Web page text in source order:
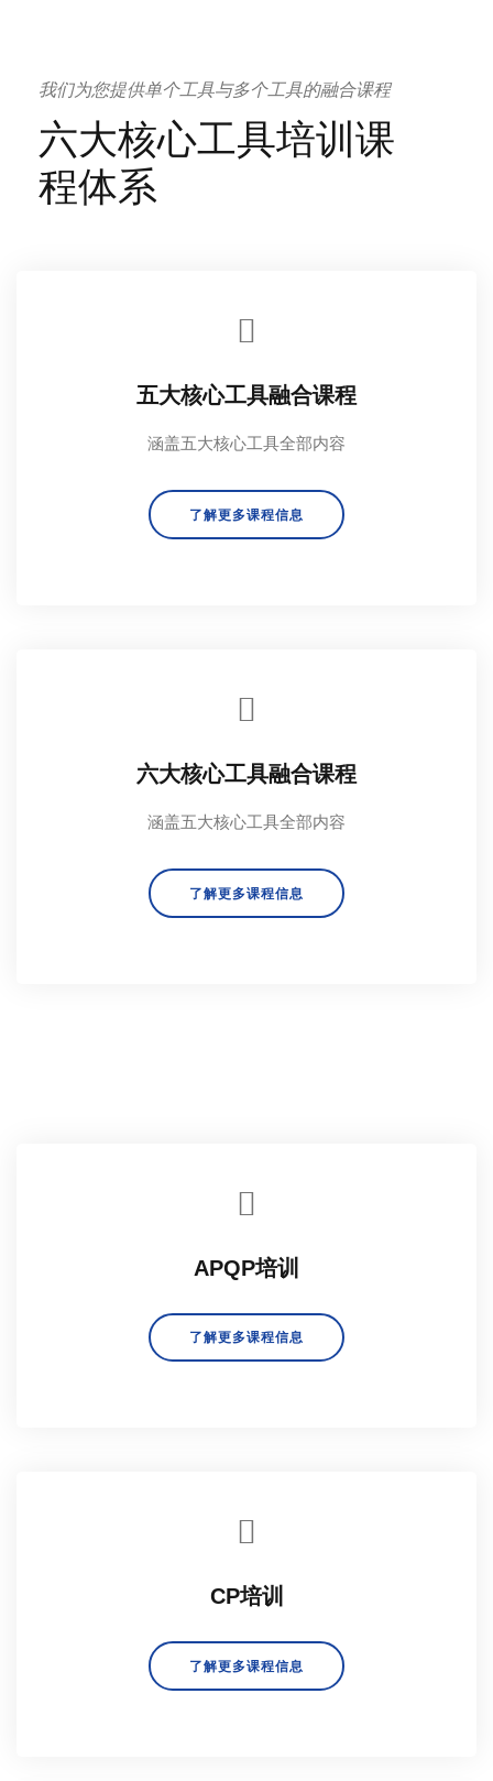
我们为您提供单个工具与多个工具的融合课程
六大核心工具培训课
程体系
五大核心工具融合课程
涵盖五大核心工具全部内容
了解更多课程信息
六大核心工具融合课程
涵盖五大核心工具全部内容
了解更多课程信息
APQP培训
了解更多课程信息
CP培训
了解更多课程信息